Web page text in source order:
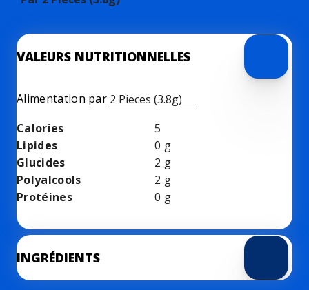
VALEURS NUTRITIONNELLES
Alimentation par 2 Pieces (3.8g)
Calories
5
Lipides
0 g
Glucides
2 g
Polyalcools
2 g
Protéines
0 g
INGRÉDIENTS